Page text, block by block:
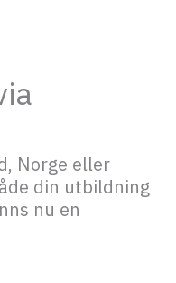
Norge eller
din utbildning
nu en